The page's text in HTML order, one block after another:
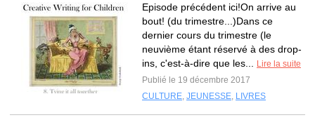
Episode précédent ici!On arrive au
bout! (du trimestre...)Dans ce
dernier cours du trimestre (le
neuvième étant réservé à des drop-
ins, c'est-à-dire que les...
Lire la suite
Publié le 19 décembre 2017
CULTURE, JEUNESSE, LIVRES